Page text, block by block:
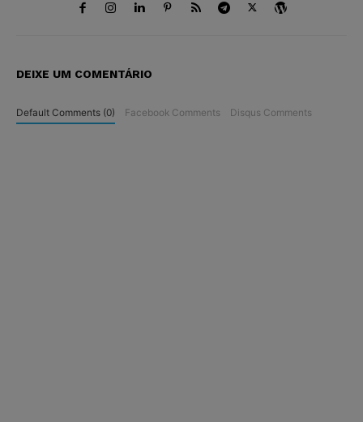
DEIXE UM COMENTÁRIO
Default Comments (0) Facebook Comments Disqus Comments